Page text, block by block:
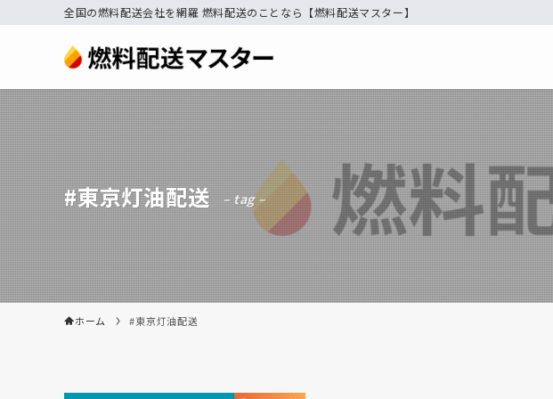
全国の燃料配送会社を網羅 燃料配送のことなら【燃料配送マスター】
#東京灯油配送 – tag –
ホーム #東京灯油配送